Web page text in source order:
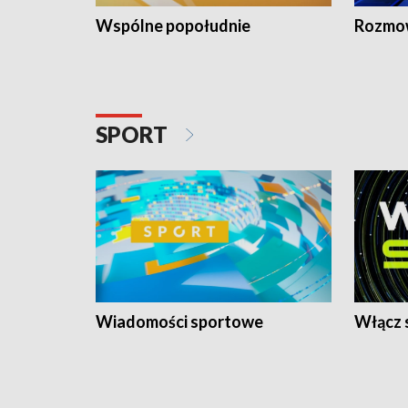
Wspólne popołudnie
SPORT
Wiadomości sportowe